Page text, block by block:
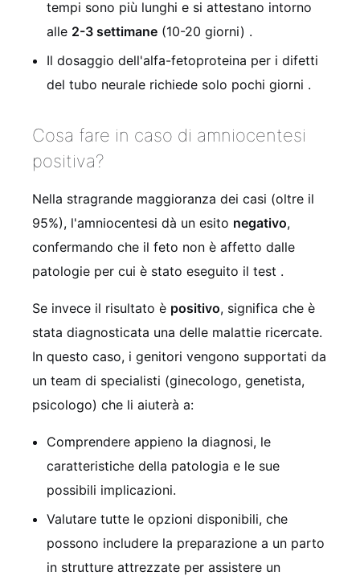
tempi sono più lunghi e si attestano intorno
alle 2-3 settimane (10-20 giorni) .
Il dosaggio dell'alfa-fetoproteina per i difetti
del tubo neurale richiede solo pochi giorni .
Cosa fare in caso di amniocentesi
positiva?
Nella stragrande maggioranza dei casi (oltre il
95%), l'amniocentesi dà un esito negativo,
confermando che il feto non è affetto dalle
patologie per cui è stato eseguito il test .
Se invece il risultato è positivo, significa che è
stata diagnosticata una delle malattie ricercate.
In questo caso, i genitori vengono supportati da
un team di specialisti (ginecologo, genetista,
psicologo) che li aiuterà a:
Comprendere appieno la diagnosi, le
caratteristiche della patologia e le sue
possibili implicazioni.
Valutare tutte le opzioni disponibili, che
possono includere la preparazione a un parto
in strutture attrezzate per assistere un